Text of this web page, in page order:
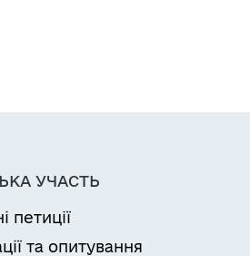
УЧАСТЬ
петиції
та опитування